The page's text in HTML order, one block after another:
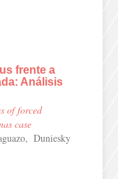
frente a
Análisis
of forced
case
Duniesky